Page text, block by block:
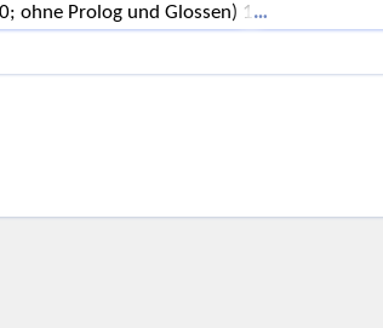
ohne Prolog und Glossen) 1